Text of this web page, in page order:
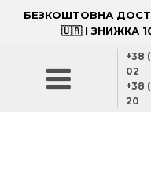
БЕЗКОШТОВНА
🇺🇦 І ЗНИЖКА
+38
02
+38
20